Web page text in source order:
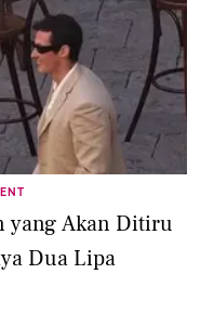
yang Akan Ditiru
Dua Lipa